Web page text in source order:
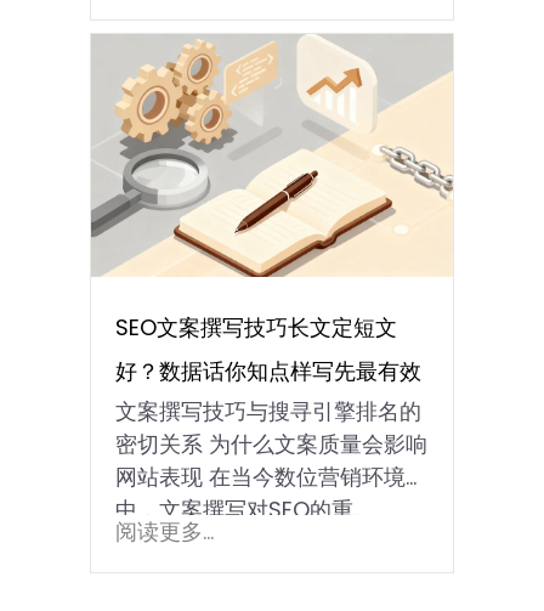
SEO文案撰写技巧长文定短文
好？数据话你知点样写先最有效
文案撰写技巧与搜寻引擎排名的
密切关系 为什么文案质量会影响
网站表现 在当今数位营销环境
中，文案撰写对SEO的重…
阅读更多...